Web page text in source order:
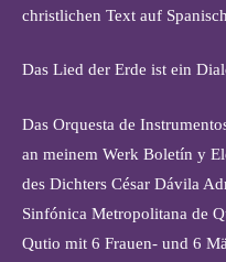
christlichen Text auf
Das Lied der Erde ist ein
Das Orquesta de
an meinem Werk Boletín y
des Dichters César Dávila
Sinfónica Metropolitana de
Qutio mit 6 Frauen- und 6